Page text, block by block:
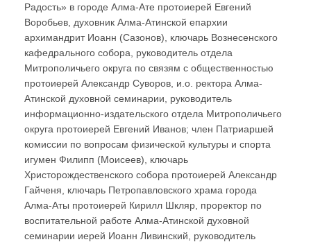
Радость» в городе Алма-Ате протоиерей Евгений
Воробьев, духовник Алма-Атинской епархии
архимандрит Иоанн (Сазонов), ключарь Вознесенского
кафедрального собора, руководитель отдела
Митрополичьего округа по связям с общественностью
протоиерей Александр Суворов, и.о. ректора Алма-
Атинской духовной семинарии, руководитель
информационно-издательского отдела Митрополичьего
округа протоиерей Евгений Иванов; член Патриаршей
комиссии по вопросам физической культуры и спорта
игумен Филипп (Моисеев), ключарь
Христорождественского собора протоиерей Александр
Гайченя, ключарь Петропавловского храма города
Алма-Аты протоиерей Кирилл Шкляр, проректор по
воспитательной работе Алма-Атинской духовной
семинарии иерей Иоанн Ливинский, руководитель